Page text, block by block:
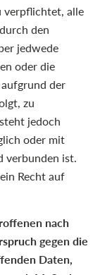
verpflichtet, alle
den
jedwede
oder die
der
zu
jedoch
oder mit
verbunden ist.
Recht auf
nach
gegen die
Daten,